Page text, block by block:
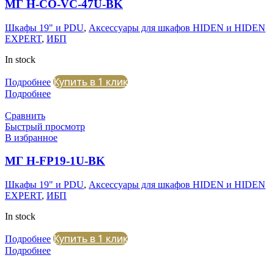
МГ H-CO-VC-47U-BK
Шкафы 19" и PDU, Аксессуары для шкафов HIDEN и HIDEN
EXPERT, ИБП
In stock
Подробнее Купить в 1 клик
Подробнее
Сравнить
Быстрый просмотр
В избранное
МГ H-FP19-1U-BK
Шкафы 19" и PDU, Аксессуары для шкафов HIDEN и HIDEN
EXPERT, ИБП
In stock
Подробнее Купить в 1 клик
Подробнее